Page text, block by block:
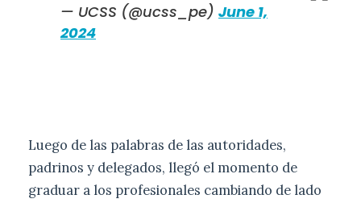
— UCSS (@ucss_pe) June 1,
2024
Luego de las palabras de las autoridades,
padrinos y delegados, llegó el momento de
graduar a los profesionales cambiando de lado